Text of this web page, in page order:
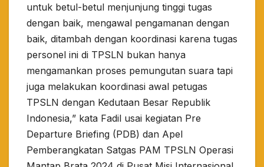
untuk betul-betul menjunjung tinggi tugas
dengan baik, mengawal pengamanan dengan
baik, ditambah dengan koordinasi karena tugas
personel ini di TPSLN bukan hanya
mengamankan proses pemungutan suara tapi
juga melakukan koordinasi awal petugas
TPSLN dengan Kedutaan Besar Republik
Indonesia,” kata Fadil usai kegiatan Pre
Departure Briefing (PDB) dan Apel
Pemberangkatan Satgas PAM TPSLN Operasi